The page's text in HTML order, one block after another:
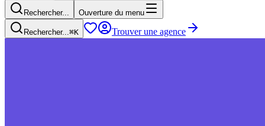
Rechercher... Ouverture du menu
Rechercher...⌘K Trouver une agence